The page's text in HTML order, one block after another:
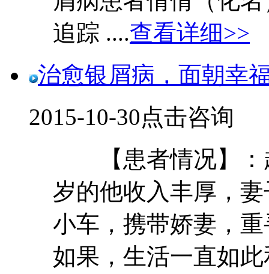
追踪 ....查看详细>>
治愈银屑病，面朝幸
2015-10-30点击咨询
【患者情况】：
岁的他收入丰厚，
小车，携带娇妻，
如果，生活一直如